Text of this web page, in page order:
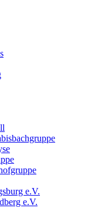
e.V.
e.V.